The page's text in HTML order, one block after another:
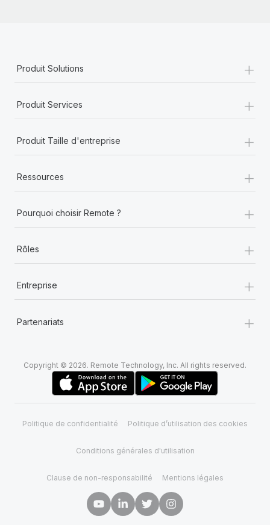
Produit Solutions +
Produit Services +
Produit Taille d'entreprise +
Ressources +
Pourquoi choisir Remote ? +
Rôles +
Entreprise +
Partenariats +
Copyright © 2026. Remote Technology, Inc. All rights reserved.
Politique de confidentialité Politique d’utilisation des cookies
Conditions générales d'utilisation
Clause de non-responsabilité Mentions légales